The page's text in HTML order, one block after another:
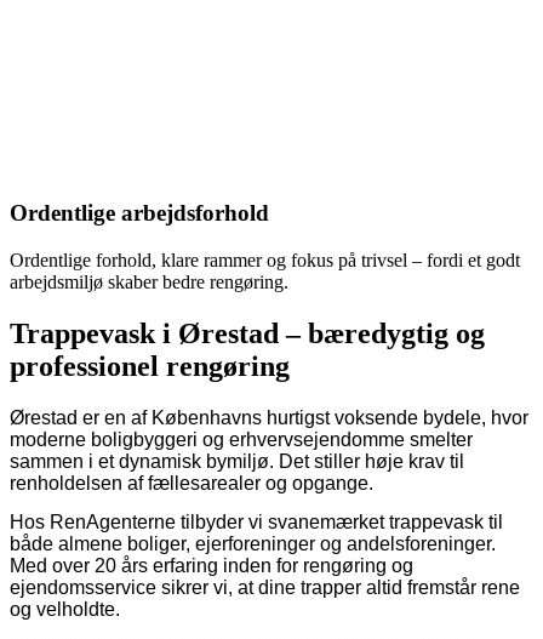
Ordentlige arbejdsforhold
Ordentlige forhold, klare rammer og fokus på trivsel – fordi et godt
arbejdsmiljø skaber bedre rengøring.
Trappevask i Ørestad – bæredygtig og
professionel rengøring
Ørestad er en af Københavns hurtigst voksende bydele, hvor
moderne boligbyggeri og erhvervsejendomme smelter
sammen i et dynamisk bymiljø. Det stiller høje krav til
renholdelsen af fællesarealer og opgange.
Hos RenAgenterne tilbyder vi svanemærket trappevask til
både almene boliger, ejerforeninger og andelsforeninger.
Med over 20 års erfaring inden for rengøring og
ejendomsservice sikrer vi, at dine trapper altid fremstår rene
og velholdte.